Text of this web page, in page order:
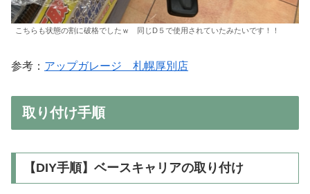
こちらも状態の割に破格でしたｗ 同じD５で使用されていたみたいです！！
参考： アップガレージ 札幌厚別店
取り付け手順
【DIY手順】ベースキャリアの取り付け